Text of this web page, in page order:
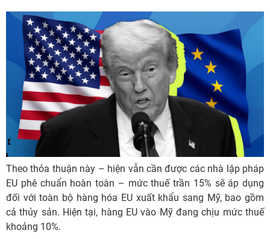
Theo thỏa thuận này – hiện vẫn cần được các nhà lập pháp
EU phê chuẩn hoàn toàn – mức thuế trần 15% sẽ áp dụng
đối với toàn bộ hàng hóa EU xuất khẩu sang Mỹ, bao gồm
cả thủy sản. Hiện tại, hàng EU vào Mỹ đang chịu mức thuế
khoảng 10%.